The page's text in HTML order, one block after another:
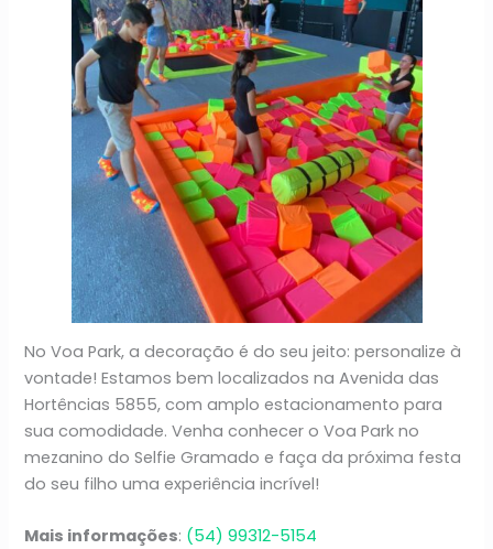
No Voa Park, a decoração é do seu jeito: personalize à
vontade! Estamos bem localizados na Avenida das
Hortências 5855, com amplo estacionamento para
sua comodidade. Venha conhecer o Voa Park no
mezanino do Selfie Gramado e faça da próxima festa
do seu filho uma experiência incrível!
Mais informações: (54) 99312-5154